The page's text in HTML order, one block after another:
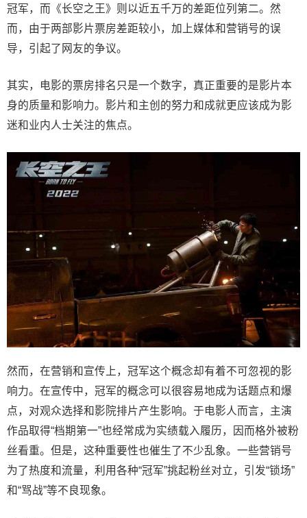
冠军，而《长空之王》则以近五千万的差距位列第二。然
而，由于两部影片票房差距较小，加上媒体和营销号的误
导，引起了网友的争议。
其实，电影的票房排名只是一个数字，真正重要的是影片本
身的质量和影响力。影片和主创的努力和成就更应该成为影
迷和业内人士关注的焦点。
然而，在营销和宣传上，冠军这个概念却有着不可忽视的影
响力。在宣传中，冠军的概念可以很容易地成为话题点和爆
点，对观众选择和影院排片产生影响。于电影人而言，主演
作品取得“档期第一”也经常成为实绩载入履历，因而格外被粉
丝看重。但是，这种重要性也催生了不少乱象。一些营销号
为了热度和流量，利用各种“冠军”挑起粉丝对立，引发“锁场”
和“骂战”等不良现象。